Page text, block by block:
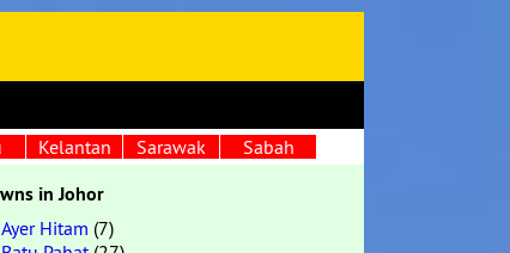
Kelantan Sarawak Sabah
in Johor
Ayer Hitam (7)